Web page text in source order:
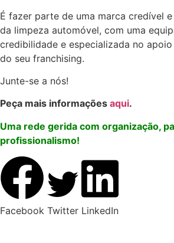
É fazer parte de uma marca credível
da limpeza automóvel, com uma
credibilidade e especializada no
do seu franchising.
Junte-se a nós!
Peça mais informações aqui.
Uma rede gerida com organização,
profissionalismo!
Facebook Twitter LinkedIn